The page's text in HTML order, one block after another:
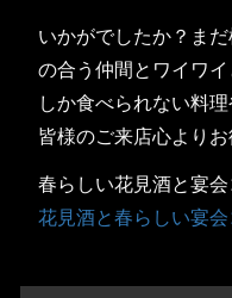
いかがでしたか？ま
の合う仲間とワイワ
しか食べられない料
皆様のご来店心より
春らしい花見酒と宴会
花見酒と春らしい宴